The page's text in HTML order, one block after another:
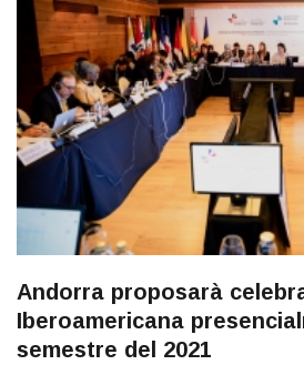
Andorra proposarà
Iberoamericana
semestre del 2021